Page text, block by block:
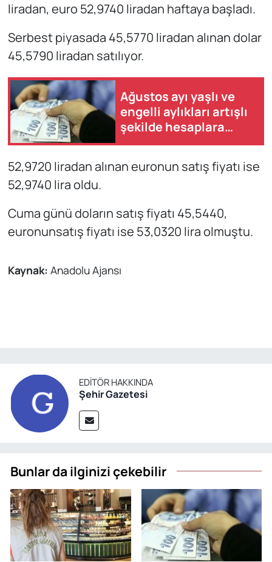
liradan, euro 52,9740 liradan haftaya başladı.
Serbest piyasada 45,5770 liradan alınan dolar
45,5790 liradan satılıyor.
Ağustos ayı yaşlı ve
engelli aylıkları artışlı
şekilde hesaplara
yatırılmaya başlandı
52,9720 liradan alınan euronun satış fiyatı ise
52,9740 lira oldu.
Cuma günü doların satış fiyatı 45,5440,
euronunsatış fiyatı ise 53,0320 lira olmuştu.
Kaynak: Anadolu Ajansı
EDITÖR HAKKINDA
Şehir Gazetesi
Bunlar da ilginizi çekebilir